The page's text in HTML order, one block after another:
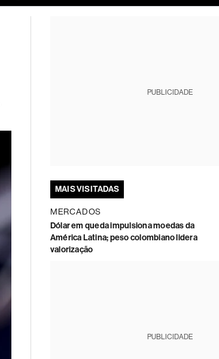
PUBLICIDADE
MAIS VISITADAS
MERCADOS
Dólar em queda impulsiona moedas da
América Latina; peso colombiano lidera
valorização
PUBLICIDADE